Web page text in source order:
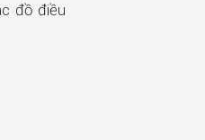
đồ điều